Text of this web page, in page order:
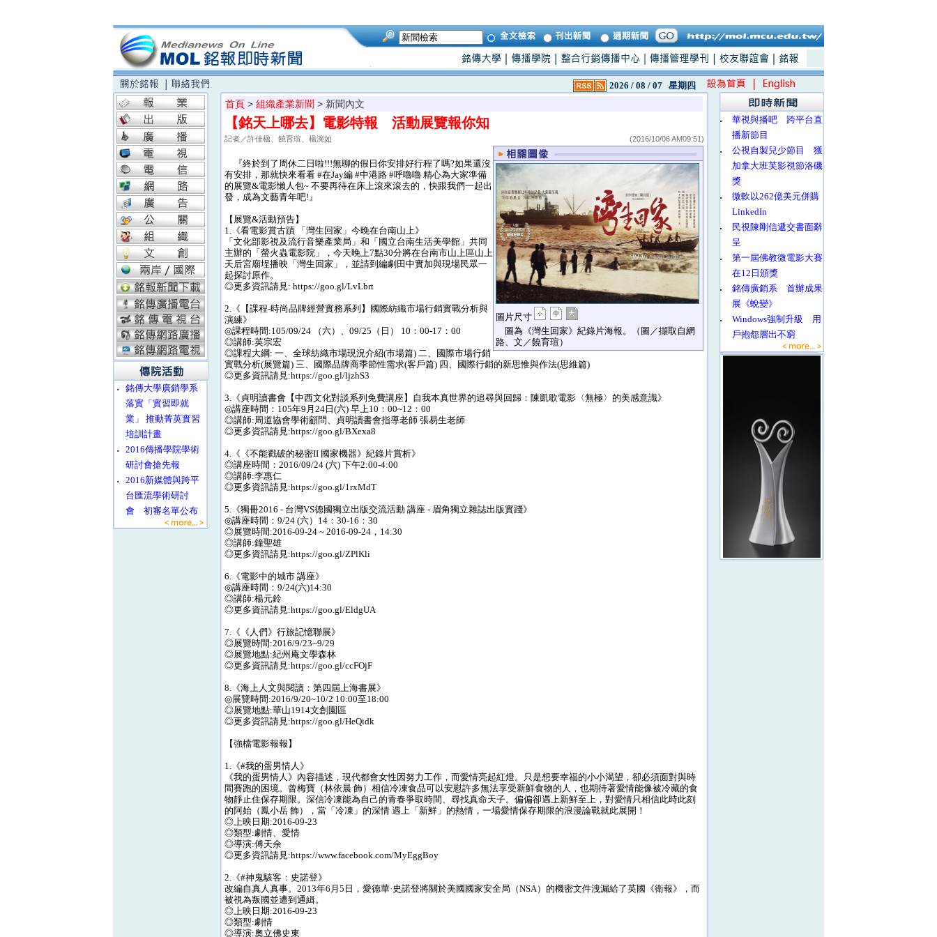
2026 / 08 / 07 星期四
‧
銘傳大學廣銷學系
落實「實習即就
業」 推動菁英實習
培訓計畫
‧
2016傳播學院學術
研討會搶先報
‧
2016新媒體與跨平
台匯流學術研討
會 初審名單公布
首頁 > 組織產業新聞 > 新聞內文
【銘天上哪去】電影特報 活動展覽報你知
記者／許佳楹、饒育瑄、楊涴如 (2016/10/06 AM09:51)
圖片尺寸
圖為《灣生回家》紀錄片海報。（圖／擷取自網
路、文／饒育瑄）
『終於到了周休二日啦!!!無聊的假日你安排好行程了嗎?如果還沒
有安排，那就快來看看 #在Jay編 #中港路 #呼嚕嚕 精心為大家準備
的展覽&電影懶人包~ 不要再待在床上滾來滾去的，快跟我們一起出
發，成為文藝青年吧!』
【展覽&活動預告】
1.《看電影賞古蹟 「灣生回家」今晚在台南山上》
「文化部影視及流行音樂產業局」和「國立台南生活美學館」共同
主辦的「螢火蟲電影院」，今天晚上7點30分將在台南市山上區山上
天后宮廟埕播映「灣生回家」，並請到編劇田中實加與現場民眾一
起探討原作。
◎更多資訊請見: https://goo.gl/LvLbrt
2.《【課程-時尚品牌經營實務系列】國際紡織市場行銷實戰分析與
演練》
◎課程時間:105/09/24 （六）、09/25（日） 10：00-17：00
◎講師:英宗宏
◎課程大綱: 一、全球紡織市場現況介紹(市場篇) 二、國際市場行銷
實戰分析(展覽篇) 三、國際品牌商季節性需求(客戶篇) 四、國際行銷的新思惟與作法(思維篇)
◎更多資訊請見:https://goo.gl/ljzhS3
3.《貞明讀書會【中西文化對談系列免費講座】自我本真世界的追尋與回歸：陳凱歌電影〈無極〉的美感意識》
◎講座時間：105年9月24日(六) 早上10：00~12：00
◎講師:周道協會學術顧問、貞明讀書會指導老師 張易生老師
◎更多資訊請見:https://goo.gl/BXexa8
4.《《不能戳破的秘密II 國家機器》紀錄片賞析》
◎講座時間：2016/09/24 (六) 下午2:00-4:00
◎講師:李惠仁
◎更多資訊請見:https://goo.gl/1rxMdT
5.《獨冊2016 - 台灣VS德國獨立出版交流活動 講座 - 眉角獨立雜誌出版實踐》
◎講座時間：9/24 (六）14：30-16：30
◎展覽時間:2016-09-24 ~ 2016-09-24，14:30
◎講師:鐘聖雄
◎更多資訊請見:https://goo.gl/ZPlKli
6.《電影中的城市 講座》
◎講座時間：9/24(六)14:30
◎講師:楊元鈴
◎更多資訊請見:https://goo.gl/EldgUA
7.《《人們》行旅記憶聯展》
◎展覽時間:2016/9/23~9/29
◎展覽地點:紀州庵文學森林
◎更多資訊請見:https://goo.gl/ccFOjF
8.《海上人文與閱讀：第四屆上海書展》
◎展覽時間:2016/9/20~10/2 10:00至18:00
◎展覽地點:華山1914文創園區
◎更多資訊請見:https://goo.gl/HeQidk
【強檔電影報報】
1.《#我的蛋男情人》
《我的蛋男情人》內容描述，現代都會女性因努力工作，而愛情亮起紅燈。只是想要幸福的小小渴望，卻必須面對與時
間賽跑的困境。曾梅寶（林依晨 飾）相信冷凍食品可以安慰許多無法享受新鮮食物的人，也期待著愛情能像被冷藏的食
物靜止住保存期限。深信冷凍能為自己的青春爭取時間、尋找真命天子。偏偏卻遇上新鮮至上，對愛情只相信此時此刻
的阿始（鳳小岳 飾），當「冷凍」的深情 遇上「新鮮」的熱情，一場愛情保存期限的浪漫論戰就此展開！
◎上映日期:2016-09-23
◎類型:劇情、愛情
◎導演:傅天余
◎更多資訊請見:https://www.facebook.com/MyEggBoy
2.《#神鬼駭客：史諾登》
改編自真人真事。2013年6月5日，愛德華·史諾登將關於美國國家安全局（NSA）的機密文件洩漏給了英國《衛報》，而
被視為叛國並遭到通緝。
◎上映日期:2016-09-23
◎類型:劇情
◎導演:奧立佛史東
‧
華視與播吧 跨平台直
播新節目
‧
公視自製兒少節目 獲
加拿大班芙影視節洛磯
獎
‧
微軟以262億美元併購
LinkedIn
‧
民視陳剛信遞交書面辭
呈
‧
第一屆佛教微電影大賽
在12日頒獎
‧
銘傳廣銷系 首辦成果
展《蛻變》
‧
Windows強制升級 用
戶抱怨層出不窮